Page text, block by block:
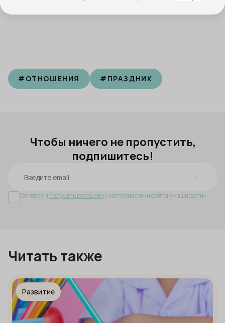
# ОТНОШЕНИЯ # ПРАЗДНИК
Чтобы ничего не пропустить,
подпишитесь!
Согласен получать рассылкус материалами сайта «Наши дети»
Читать также
Развитие